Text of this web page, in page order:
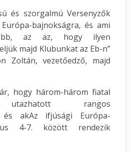
és szorgalmú Versenyzők
bajnokságra, és ami
az az, hogy ilyen
majd Klubunkat az Eb-n”
Zoltán, vezetőedző, majd
hogy három-három fiatal
utazhatott rangos
és akAz ifjúsági Európa-
4-7. között rendezik